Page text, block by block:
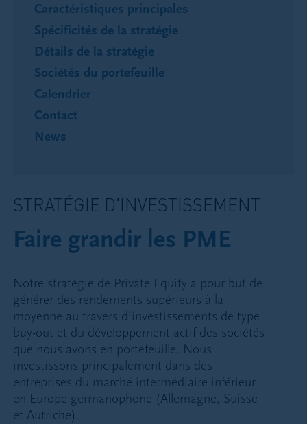
STRATÉGIE D'INVESTISSEMENT
Faire grandir les PME
Notre stratégie de Private Equity a pour but de
générer des rendements supérieurs à la
moyenne au travers d’investissements de type
buy-out et du développement actif des sociétés
que nous avons en portefeuille. Nous
investissons principalement dans des
entreprises du marché intermédiaire inférieur
en Europe germanophone (Allemagne, Suisse
et Autriche).
Caractéristiques principales
Spécificités de la stratégie
Détails de la stratégie
Sociétés du portefeuille
Calendrier
Contact
News